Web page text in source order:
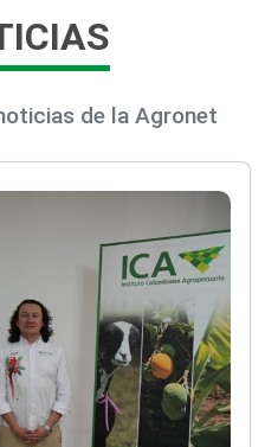
de la Agronet